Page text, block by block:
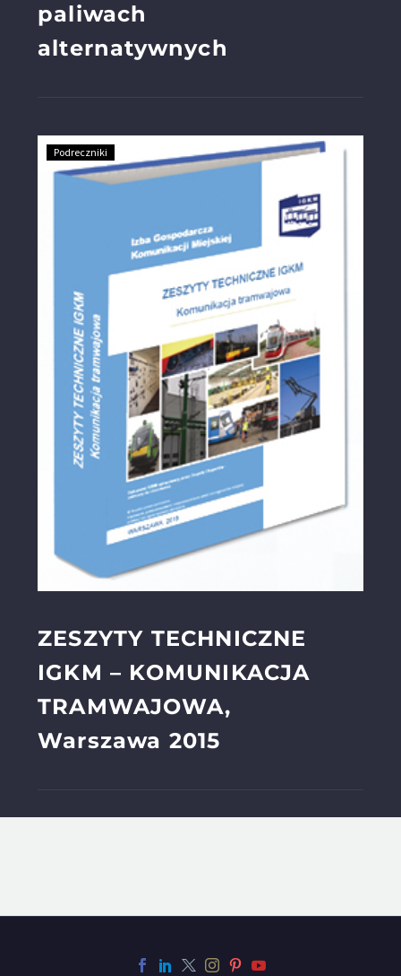
paliwach
alternatywnych
Podreczniki
ZESZYTY TECHNICZNE
IGKM – KOMUNIKACJA
TRAMWAJOWA,
Warszawa 2015